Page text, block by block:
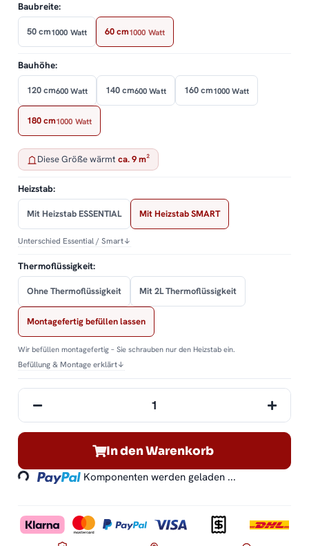
Baubreite:
50 cm1000 Watt 60 cm1000 Watt
Bauhöhe:
120 cm600 Watt 140 cm600 Watt 160 cm1000 Watt
180 cm1000 Watt
Diese Größe wärmt ca. 9 m²
Heizstab:
Mit Heizstab ESSENTIAL Mit Heizstab SMART
Unterschied Essential / Smart↓
Thermoflüssigkeit:
Ohne Thermoflüssigkeit Mit 2L Thermoflüssigkeit
Montagefertig befüllen lassen
Wir befüllen montagefertig – Sie schrauben nur den Heizstab ein.
Befüllung & Montage erklärt↓
In den Warenkorb
Loading... Komponenten werden geladen ...